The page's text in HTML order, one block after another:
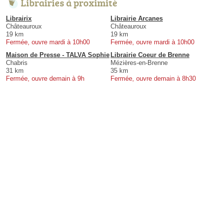
Librairix
Châteauroux
19 km
Fermée, ouvre mardi à 10h00
Librairie Arcanes
Châteauroux
19 km
Fermée, ouvre mardi à 10h00
Maison de Presse - TALVA Sophie
Chabris
31 km
Fermée, ouvre demain à 9h
Librairie Coeur de Brenne
Mézières-en-Brenne
35 km
Fermée, ouvre demain à 8h30